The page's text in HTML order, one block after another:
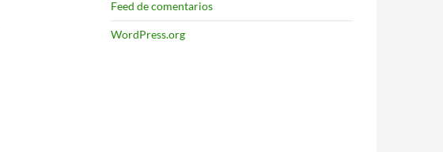
Feed de comentarios
WordPress.org